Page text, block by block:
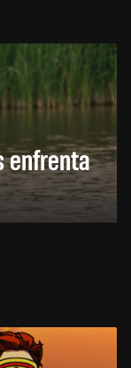
enfrenta